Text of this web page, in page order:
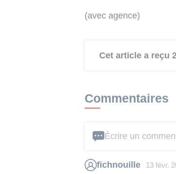
(avec agence)
Cet article a reçu
Commentaires
Écrire un
fichnouille 13 févr.